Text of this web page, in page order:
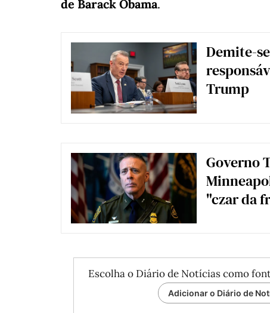
de Barack Obama.
Demite-
Trump
Governo
"czar da
Escolha o Diário de Notícias como
Adicionar o Diário de